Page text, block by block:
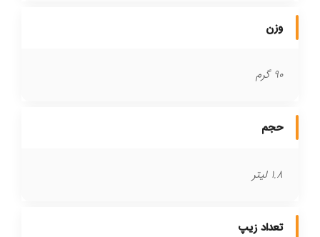
وزن
90 گرم
حجم
1.8 لیتر
تعداد زیپ